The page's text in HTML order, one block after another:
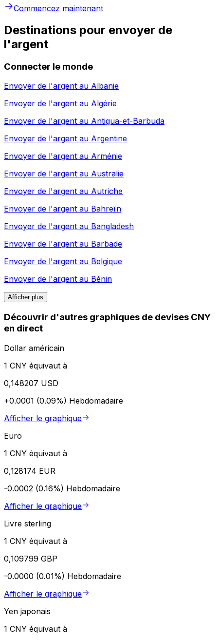
Commencez maintenant
Destinations pour envoyer de
l'argent
Connecter le monde
Envoyer de l'argent au Albanie
Envoyer de l'argent au Algérie
Envoyer de l'argent au Antigua-et-Barbuda
Envoyer de l'argent au Argentine
Envoyer de l'argent au Arménie
Envoyer de l'argent au Australie
Envoyer de l'argent au Autriche
Envoyer de l'argent au Bahreïn
Envoyer de l'argent au Bangladesh
Envoyer de l'argent au Barbade
Envoyer de l'argent au Belgique
Envoyer de l'argent au Bénin
Afficher plus
Découvrir d'autres graphiques de devises CNY
en direct
Dollar américain
1 CNY équivaut à
0,148207 USD
+0.0001 (0.09%) Hebdomadaire
Afficher le graphique
Euro
1 CNY équivaut à
0,128174 EUR
-0.0002 (0.16%) Hebdomadaire
Afficher le graphique
Livre sterling
1 CNY équivaut à
0,109799 GBP
-0.0000 (0.01%) Hebdomadaire
Afficher le graphique
Yen japonais
1 CNY équivaut à